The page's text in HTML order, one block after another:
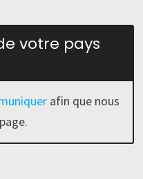
votre pays
afin que nous